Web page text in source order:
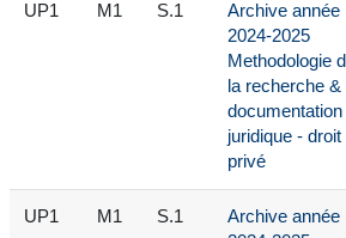
UP1 M1 S.1
Archive année
2024-2025
Methodologie
la recherche &
documentation
juridique - droit
privé
UP1 M1 S.1
Archive année